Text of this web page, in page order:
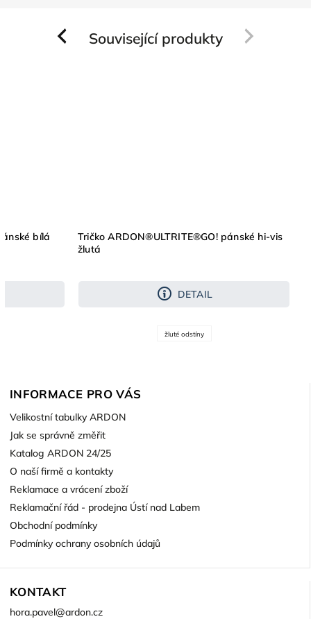
Související produkty
Previous
bílá
Tričko ARDON®ULTRITE®GO! pánské hi-vis
žlutá
DETAIL
žluté odstíny
Next
INFORMACE PRO VÁS
Velikostní tabulky ARDON
Jak se správně změřit
Katalog ARDON 24/25
O naší firmě a kontakty
Reklamace a vrácení zboží
Reklamační řád - prodejna Ústí nad Labem
Obchodní podmínky
Podmínky ochrany osobních údajů
KONTAKT
hora.pavel@ardon.cz